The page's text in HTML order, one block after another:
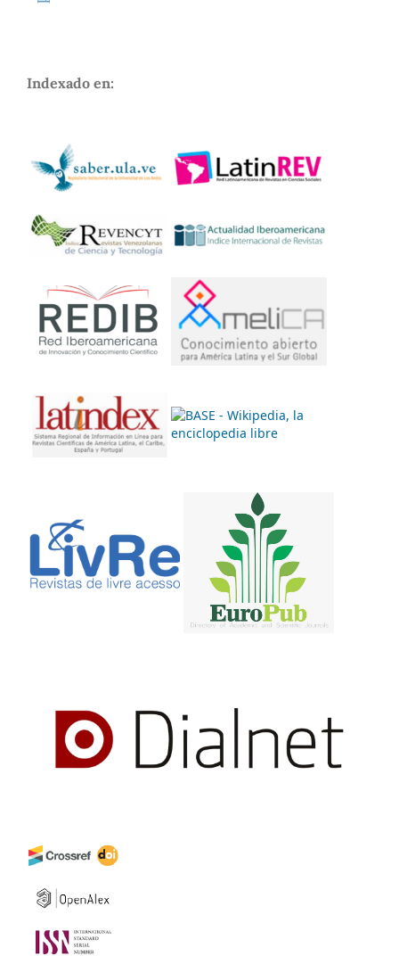
Indexado en: